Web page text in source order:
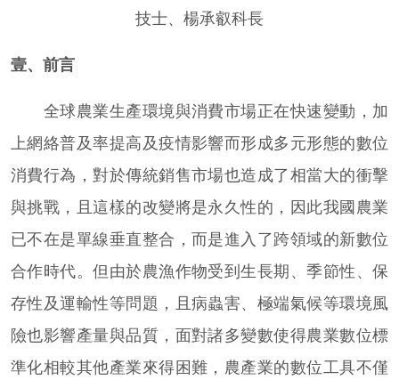
技士、楊承叡科長
壹、前言
全球農業生產環境與消費市場正在快速變動，加
上網絡普及率提高及疫情影響而形成多元形態的數位
消費行為，對於傳統銷售市場也造成了相當大的衝擊
與挑戰，且這樣的改變將是永久性的，因此我國農業
已不在是單線垂直整合，而是進入了跨領域的新數位
合作時代。但由於農漁作物受到生長期、季節性、保
存性及運輸性等問題，且病蟲害、極端氣候等環境風
險也影響產量與品質，面對諸多變數使得農業數位標
準化相較其他產業來得困難，農產業的數位工具不僅